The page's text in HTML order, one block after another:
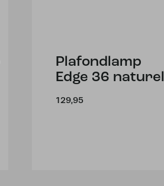
Plafondlamp
Edge 36 naturel
129,95